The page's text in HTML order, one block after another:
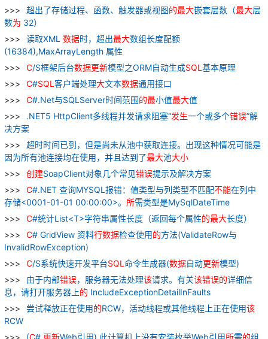
超出了存储过程、函数、触发器或视图的最大嵌套层数（最大层
数为 32）
读取XML 数据时，超出最大数组长度配额
(16384),MaxArrayLength 属性
C/S框架后台数据更新模型之ORM自动生成SQL基本原理
C#SQL客户端处理大文本数据通用接口
C#.Net与SQLServer时间范围的最小值最大值
.NET5 HttpClient多线程并发请求阻塞“发生一个或多个错误”解
决方案
超时时间已到，但是尚未从池中获取连接。出现这种情况可能是
因为所有池连接均在使用，并且达到了最大池大小
创建SoapClient对象几个常见错误提示及解决方案
C#.NET 查询MYSQL报错：值类型与列类型不匹配不能在列中
存储<0001-01-01 00:00:00>。 所需类型是MySqlDateTime
C#统计List<T>字符串属性长度（返回每个属性的最大长度）
C# GridView 资料行数据检查使用的方法(ValidateRow与
InvalidRowException)
C/S系统快速开发平台SQL命令生成器(数据自动更新模型)
由于内部错误，服务器无法处理该请求。有关该错误的详细信
息，请打开服务器上的 IncludeExceptionDetailInFaults
尝试释放正在使用的RCW，活动线程或其他线程上正在使用该
RCW